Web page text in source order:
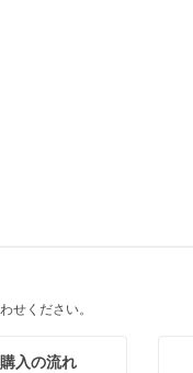
せください。
入の流れ